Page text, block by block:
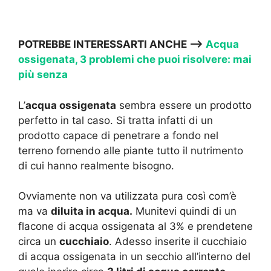
POTREBBE INTERESSARTI ANCHE —-> Acqua
ossigenata, 3 problemi che puoi risolvere: mai
più senza
L’acqua ossigenata sembra essere un prodotto
perfetto in tal caso. Si tratta infatti di un
prodotto capace di penetrare a fondo nel
terreno fornendo alle piante tutto il nutrimento
di cui hanno realmente bisogno.
Ovviamente non va utilizzata pura così com’è
ma va diluita in acqua. Munitevi quindi di un
flacone di acqua ossigenata al 3% e prendetene
circa un cucchiaio. Adesso inserite il cucchiaio
di acqua ossigenata in un secchio all’interno del